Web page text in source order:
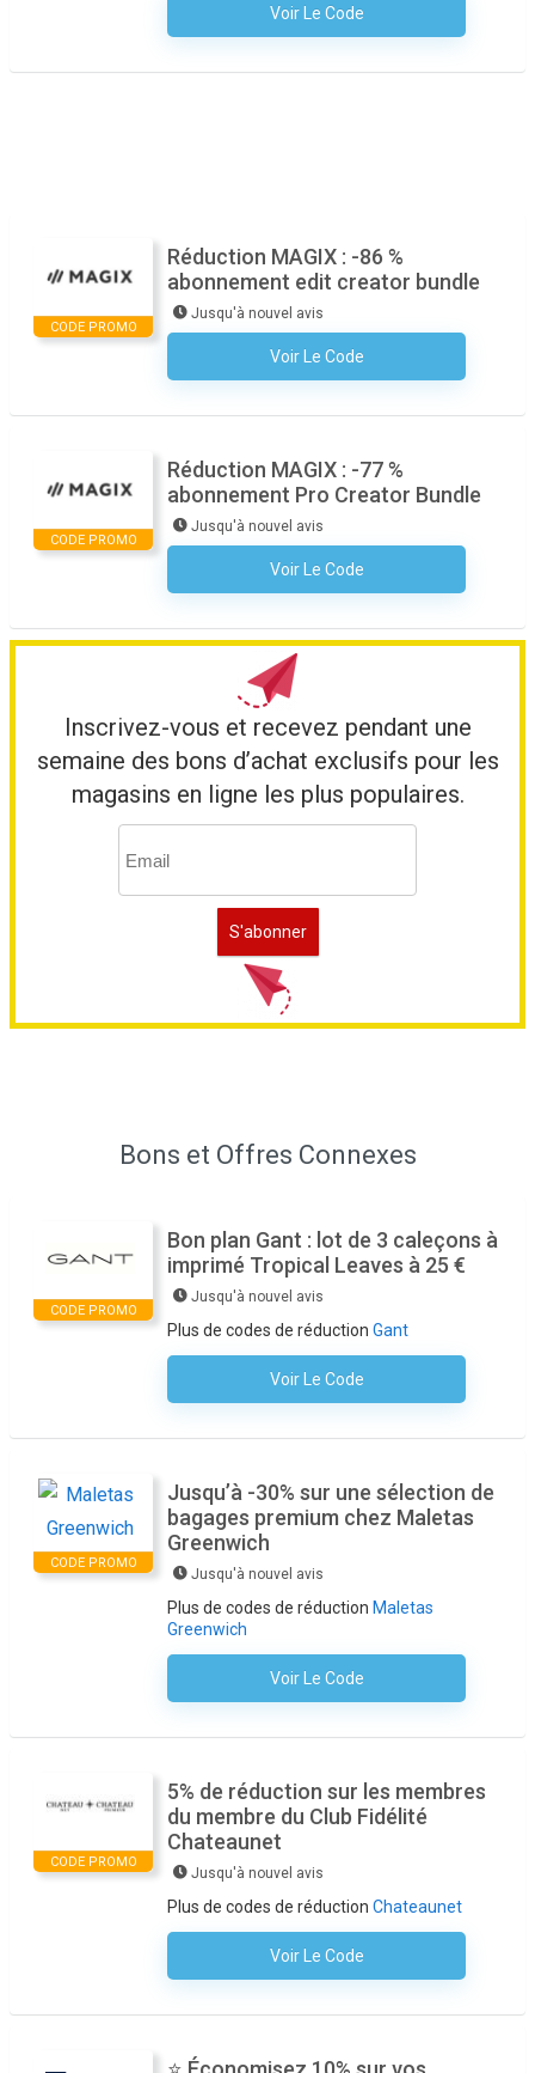
Voir Le Code
Aucun Code N'est Nécessaire
CODE PROMO
Réduction MAGIX : -86 %
abonnement edit creator bundle
Jusqu'à nouvel avis
Voir Le Code
Aucun Code N'est Nécessaire
CODE PROMO
Réduction MAGIX : -77 %
abonnement Pro Creator Bundle
Jusqu'à nouvel avis
Voir Le Code
Aucun Code N'est Nécessaire
Inscrivez-vous et recevez pendant une
semaine des bons d’achat exclusifs pour les
magasins en ligne les plus populaires.
Bons et Offres Connexes
CODE PROMO
Bon plan Gant : lot de 3 caleçons à
imprimé Tropical Leaves à 25 €
Jusqu'à nouvel avis
Plus de codes de réduction Gant
Voir Le Code
Aucun Code N'est Nécessaire
CODE PROMO
Jusqu’à -30% sur une sélection de
bagages premium chez Maletas
Greenwich
Jusqu'à nouvel avis
Plus de codes de réduction Maletas
Greenwich
Voir Le Code
Aucun Code N'est Nécessaire
CODE PROMO
5% de réduction sur les membres
du membre du Club Fidélité
Chateaunet
Jusqu'à nouvel avis
Plus de codes de réduction Chateaunet
Voir Le Code
Aucun Code N'est Nécessaire